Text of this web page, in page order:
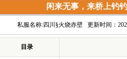
闲来无事，来桥上钓
私服名称:四川§火烧赤壁更新时间：
目录